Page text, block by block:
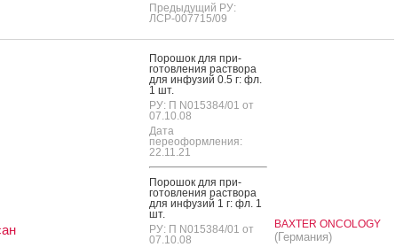
Предыдущий РУ:
ЛСР-007715/09
По­рошок для при­
готов­ле­ния рас­тво­ра
для ин­фу­зий 0.5 г: фл.
1 шт.
РУ: П N015384/01 от
07.10.08
Дата
переоформления:
22.11.21
По­рошок для при­
готов­ле­ния рас­тво­ра
для ин­фу­зий 1 г: фл. 1
шт.
РУ: П N015384/01 от
07.10.08
BAXTER ONCOLOGY
(Германия)